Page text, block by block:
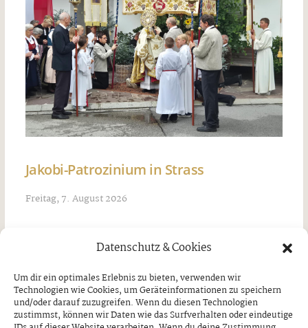
Datenschutz & Cookies
Um dir ein optimales Erlebnis zu bieten, verwenden wir
Technologien wie Cookies, um Geräteinformationen zu speichern
und/oder darauf zuzugreifen. Wenn du diesen Technologien
zustimmst, können wir Daten wie das Surfverhalten oder eindeutige
Jakobi-Patrozinium in Strass
Freitag, 7. August 2026